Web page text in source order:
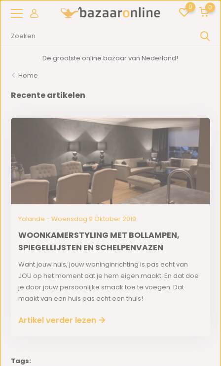
0 0
De grootste online bazaar van Nederland!
Home
Recente artikelen
Yolande - Woensdag 9 Oktober 2019
WOONKAMERSTYLING MET BOLLAMPEN,
SPIEGELLIJSTEN EN SCHELPENVAZEN
Want jouw huis, jouw woninginrichting is pas echt van
JOU op het moment dat je hem eigen maakt. En dat doe
je door jouw persoonlijke smaak toe te voegen. Dat
maakt van een huis pas echt een thuis!
Artikel verder lezen
Tags: